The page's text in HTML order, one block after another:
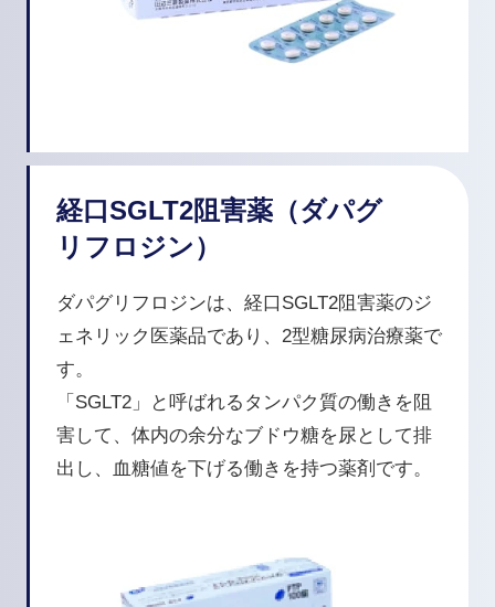
経口SGLT2阻害薬（ダパグ
リフロジン）
ダパグリフロジンは、経口SGLT2阻害薬のジ
ェネリック医薬品であり、2型糖尿病治療薬で
す。
「SGLT2」と呼ばれるタンパク質の働きを阻
害して、体内の余分なブドウ糖を尿として排
出し、血糖値を下げる働きを持つ薬剤です。